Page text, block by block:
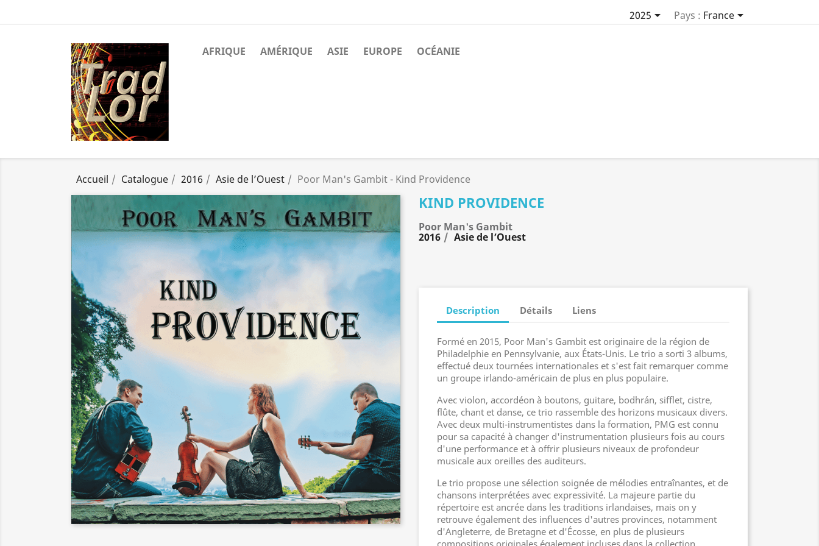
2025 Pays : France
AFRIQUE AMÉRIQUE ASIE EUROPE OCÉANIE
Accueil Catalogue 2016 Asie de l’Ouest Poor Man's Gambit - Kind Providence
KIND PROVIDENCE
Poor Man's Gambit
2016 Asie de l’Ouest
Description Détails Liens
Formé en 2015, Poor Man's Gambit est originaire de la région de
Philadelphie en Pennsylvanie, aux États-Unis. Le trio a sorti 3 albums,
effectué deux tournées internationales et s'est fait remarquer comme
un groupe irlando-américain de plus en plus populaire.
Avec violon, accordéon à boutons, guitare, bodhrán, sifflet, cistre,
flûte, chant et danse, ce trio rassemble des horizons musicaux divers.
Avec deux multi-instrumentistes dans la formation, PMG est connu
pour sa capacité à changer d'instrumentation plusieurs fois au cours
d'une performance et à offrir plusieurs niveaux de profondeur
musicale aux oreilles des auditeurs.
Le trio propose une sélection soignée de mélodies entraînantes, et de
chansons interprétées avec expressivité. La majeure partie du
répertoire est ancrée dans les traditions irlandaises, mais on y
retrouve également des influences d'autres provinces, notamment
d'Angleterre, de Bretagne et d'Écosse, en plus de plusieurs
compositions originales également incluses dans la collection.